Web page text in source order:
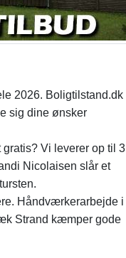
2026. Boligtilstand.dk
sig dine ønsker
Vi leverer op til 3
Nicolaisen slår et
Håndværkerarbejde i
Strand kæmper gode